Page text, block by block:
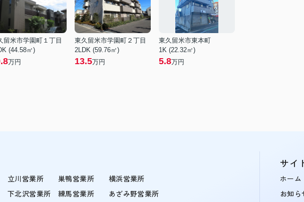
留米市学園町１丁目
(44.58㎡)
万円
東久留米市学園町２丁目
2LDK (59.76㎡)
13.5万円
東久留米市東本町
1K (22.32㎡)
5.8万円
立川営業所
下北沢営業所
巣鴨営業所
練馬営業所
横浜営業所
あざみ野営業所
サイ
ホーム
お知ら